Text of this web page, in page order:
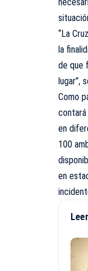
“La
la
de que
lugar”,
Como
contará
en
100
en